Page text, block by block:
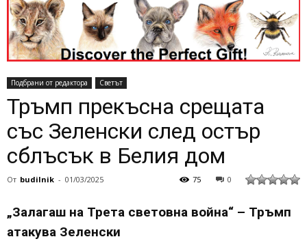
Подбрани от редактора Светът
Тръмп прекъсна срещата
със Зеленски след остър
сблъсък в Белия дом
От budilnik - 01/03/2025 0
75
„Залагаш на Трета световна война“ – Тръмп
атакува Зеленски